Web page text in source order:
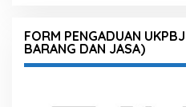
FORM PENGADUAN
BARANG DAN JASA)